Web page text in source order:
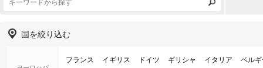
国を絞り込む
フランス イギリス ドイツ ギリシャ イタリア
ベル